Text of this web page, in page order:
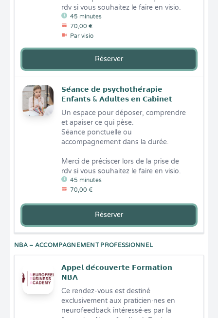
45 minutes
70,00 €
Par visio
rdv si vous souhaitez le faire en visio.
Réserver
𝗦𝗲́𝗮𝗻𝗰𝗲 𝗱𝗲 𝗽𝘀𝘆𝗰𝗵𝗼𝘁𝗵𝗲́𝗿𝗮𝗽𝗶𝗲
𝗘𝗻𝗳𝗮𝗻𝘁𝘀 & 𝗔𝗱𝘂𝗹𝘁𝗲𝘀 𝗲𝗻 𝗖𝗮𝗯𝗶𝗻𝗲𝘁
45 minutes
70,00 €
Un espace pour déposer, comprendre
et apaiser ce qui pèse.
Séance ponctuelle ou
accompagnement dans la durée.
Merci de préciscer lors de la prise de
rdv si vous souhaitez le faire en visio.
Réserver
NBA – ACCOMPAGNEMENT PROFESSIONNEL
𝗔𝗽𝗽𝗲𝗹 𝗱𝗲́𝗰𝗼𝘂𝘃𝗲𝗿𝘁𝗲 𝗙𝗼𝗿𝗺𝗮𝘁𝗶𝗼𝗻
𝗡𝗕𝗔
Ce rendez-vous est destiné
exclusivement aux praticien·nes en
neurofeedback intéressé·es par la